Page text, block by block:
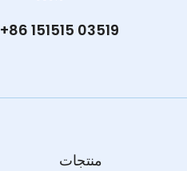
+86 151515 03519
منتجات